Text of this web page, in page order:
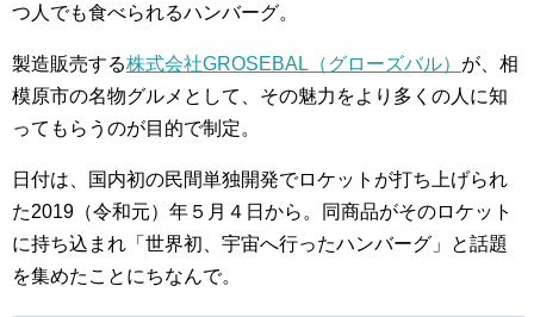
つ人でも食べられるハンバーグ。
製造販売する株式会社GROSEBAL（グローズバル） が、相
模原市の名物グルメとして、その魅力をより多くの人に知
ってもらうのが目的で制定。
日付は、国内初の民間単独開発でロケットが打ち上げられ
た2019（令和元）年５月４日から。同商品がそのロケット
に持ち込まれ「世界初、宇宙へ行ったハンバーグ」と話題
を集めたことにちなんで。